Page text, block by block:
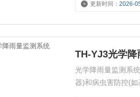
捕捉降雨量变化，
更新时间：2026-
TH-YJ3光学
光学降雨量监测系
器)和病虫害防控(